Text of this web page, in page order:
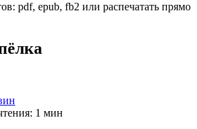
pdf, epub, fb2 или распечатать прямо
1 мин